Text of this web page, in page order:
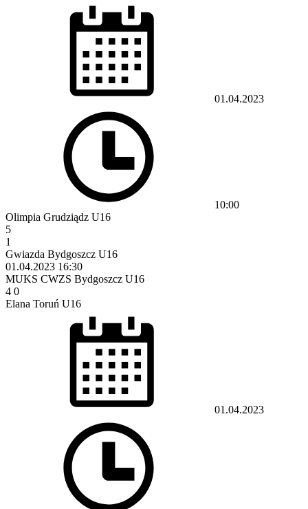
01.04.2023
10:00
Olimpia Grudziądz U16
5
1
Gwiazda Bydgoszcz U16
01.04.2023 16:30
MUKS CWZS Bydgoszcz U16
4 0
Elana Toruń U16
01.04.2023